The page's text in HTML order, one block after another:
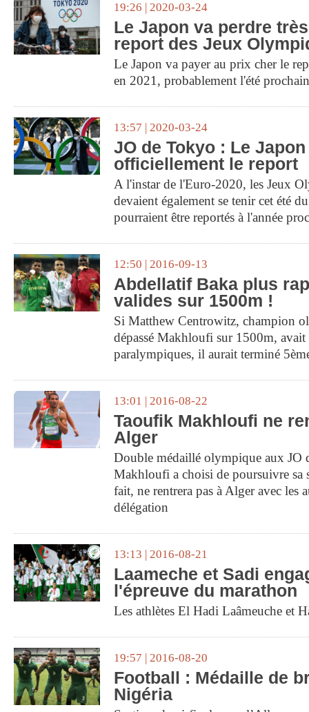
19:26 | 2020-03-24
Le Japon va perdre
report des Jeux
Le Japon va payer au prix cher le
en 2021, probablement l'été
13:57 | 2020-03-24
JO de Tokyo : Le
officiellement le report
A l'instar de l'Euro-2020, les Jeux
devaient également se tenir cet été
pourraient être reportés à l'année
12:50 | 2016-09-13
Abdellatif Baka plus
valides sur 1500m !
Si Matthew Centrowitz, champion
dépassé Makhloufi sur 1500m,
paralympiques, il aurait terminé
13:01 | 2016-08-22
Taoufik Makhloufi ne
Alger
Double médaillé olympique aux JO
Makhloufi a choisi de poursuivre sa
fait, ne rentrera pas à Alger avec les
délégation
13:13 | 2016-08-21
Laameche et Sadi
l'épreuve du marathon
Les athlètes El Hadi Laâmeuche et
19:57 | 2016-08-20
Football : Médaille de
Nigéria